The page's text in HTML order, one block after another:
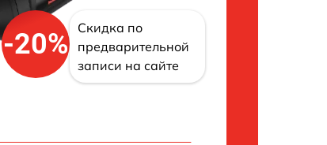
-20%
Скидка по
предварительной
записи на сайте